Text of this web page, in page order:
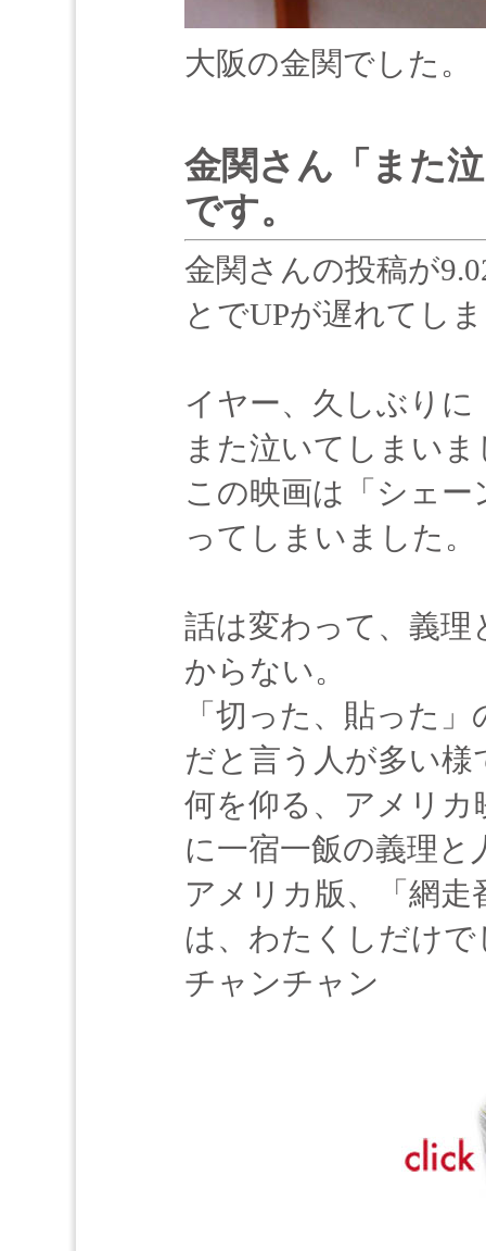
大阪の金関でした。
金関さん「また
です。
金関さんの投稿が
とでUPが遅れてし
イヤー、久しぶり
また泣いてしまいま
この映画は「シェ
ってしまいました。
話は変わって、義
からない。
「切った、貼った
だと言う人が多い様
何を仰る、アメリ
に一宿一飯の義理と
アメリカ版、「網
は、わたくしだけ
チャンチャン